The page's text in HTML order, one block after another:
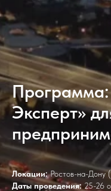
Программа:
Эксперт»
Локации:Ростов-на-Дону
Даты проведения:25-26